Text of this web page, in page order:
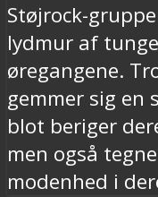
Støjrock-
lydmur af
øregangene.
gemmer sig en
blot beriger
men også
modenhed i